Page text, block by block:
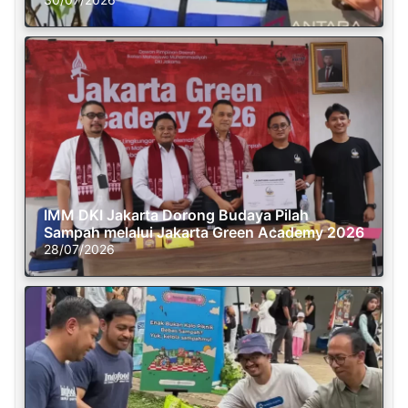
IMM DKI Jakarta Dorong Budaya Pilah
Sampah melalui Jakarta Green Academy 2026
28/07/2026